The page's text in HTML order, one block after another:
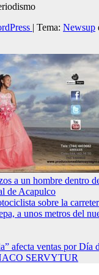
| Tema: Newsup
a un hombre dentro
de Acapulco
sobre la
a unos metros del
afecta ventas por Día
SERVYTUR